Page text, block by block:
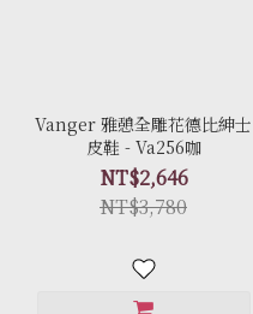
Vanger 雅憩全雕花德比紳士
皮鞋 - Va256咖
NT$2,646
NT$3,780